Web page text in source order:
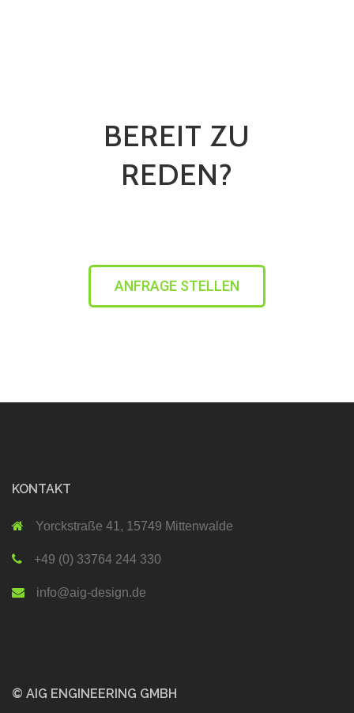
BEREIT ZU
REDEN?
ANFRAGE STELLEN
KONTAKT
Yorckstraße 41, 15749 Mittenwalde
+49 (0) 33764 244 330
info@aig-design.de
© AIG ENGINEERING GMBH